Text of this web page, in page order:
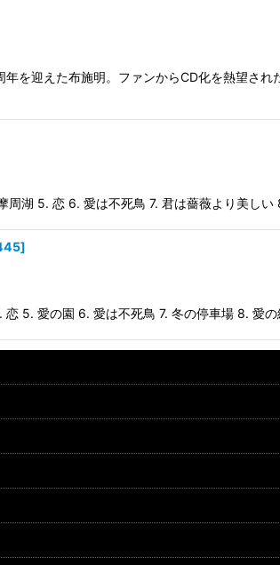
を迎えた布施明。ファンからCD化を熱望さ
湖 5. 恋 6. 愛は不死鳥 7. 君は薔薇より美し
]
5. 愛の園 6. 愛は不死鳥 7. 冬の停車場 8. 愛